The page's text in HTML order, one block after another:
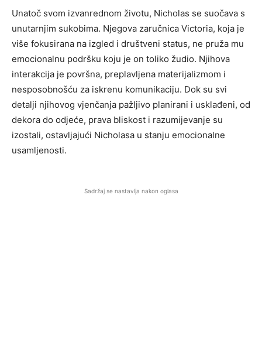
Unatoč svom izvanrednom životu, Nicholas se suočava s
unutarnjim sukobima. Njegova zaručnica Victoria, koja je
više fokusirana na izgled i društveni status, ne pruža mu
emocionalnu podršku koju je on toliko žudio. Njihova
interakcija je površna, preplavljena materijalizmom i
nesposobnošću za iskrenu komunikaciju. Dok su svi
detalji njihovog vjenčanja pažljivo planirani i usklađeni, od
dekora do odjeće, prava bliskost i razumijevanje su
izostali, ostavljajući Nicholasa u stanju emocionalne
usamljenosti.
Sadržaj se nastavlja nakon oglasa